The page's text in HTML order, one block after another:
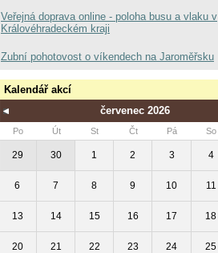
Veřejná doprava online - poloha busu a vlaku v
Královéhradeckém kraji
Zubní pohotovost o víkendech na Jaroměřsku
Kalendář akcí
červenec 2026
Po Út St Čt Pá So
29 30 1 2 3 4
6 7 8 9 10 11
13 14 15 16 17 18
20 21 22 23 24 25